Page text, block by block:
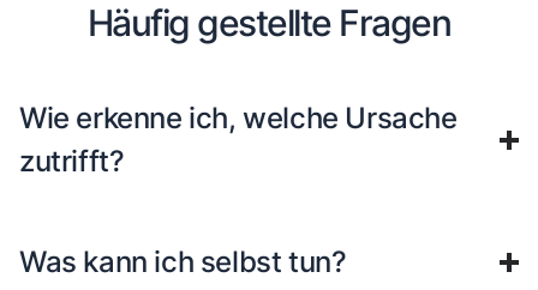
Häufig gestellte Fragen
Wie erkenne ich, welche Ursache
zutrifft?
Was kann ich selbst tun?